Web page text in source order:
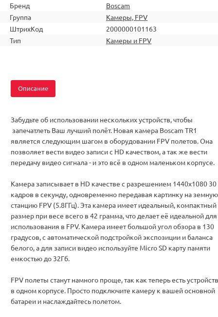
Бренд
Boscam
Группа
Камеры, FPV
ШтрихКод
2000000101163
Тип
Камеры и FPV
Описание
Забудьте об использовании нескольких устройств, чтобы
запечатлеть Ваш лучший полёт. Новая камера Boscam TR1
является следующим шагом в оборудовании FPV полетов. Она
позволяет вести видео записи с HD качеством, а так же вести
передачу видео сигнала - и это всё в одном маленьком корпусе.
Камера записывает в HD качестве с разрешением 1440x1080 30
кадров в секунду, одновременно передавая картинку на земную
станцию FPV (5.8ГГц). Эта камера имеет идеальный, компактный
размер при весе всего в 42 грамма, что делает её идеальной для
использования в FPV. Камера имеет большой угол обзора в 130
градусов, с автоматической подстройкой экспозиции и баланса
белого, а для записи видео используйте Micro SD карту памяти
емкостью до 32Гб.
FPV полеты станут намного проще, так как теперь есть
в одном корпусе. Просто подключите камеру к вашей основной
батареи и наслаждайтесь полетом